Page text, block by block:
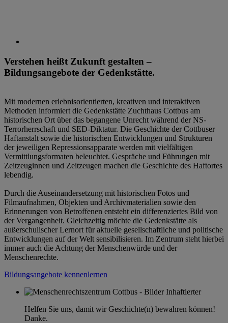
Verstehen heißt Zukunft gestalten –
Bildungsangebote der Gedenkstätte.
Mit modernen erlebnisorientierten, kreativen und interaktiven
Methoden informiert die Gedenkstätte Zuchthaus Cottbus am
historischen Ort über das begangene Unrecht während der NS-
Terrorherrschaft und SED-Diktatur. Die Geschichte der Cottbuser
Haftanstalt sowie die historischen Entwicklungen und Strukturen
der jeweiligen Repressionsapparate werden mit vielfältigen
Vermittlungsformaten beleuchtet. Gespräche und Führungen mit
Zeitzeuginnen und Zeitzeugen machen die Geschichte des Haftortes
lebendig.
Durch die Auseinandersetzung mit historischen Fotos und
Filmaufnahmen, Objekten und Archivmaterialien sowie den
Erinnerungen von Betroffenen entsteht ein differenziertes Bild von
der Vergangenheit. Gleichzeitig möchte die Gedenkstätte als
außerschulischer Lernort für aktuelle gesellschaftliche und politische
Entwicklungen auf der Welt sensibilisieren. Im Zentrum steht hierbei
immer auch die Achtung der Menschenwürde und der
Menschenrechte.
Bildungsangebote kennenlernen
Helfen Sie uns, damit wir Geschichte(n) bewahren können!
Danke.